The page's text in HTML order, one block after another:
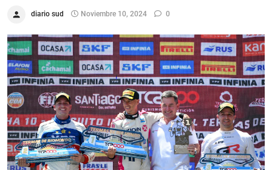
diario sud Noviembre 10, 2024 0